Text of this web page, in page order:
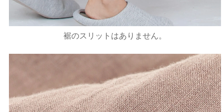
裾のスリットはありません。